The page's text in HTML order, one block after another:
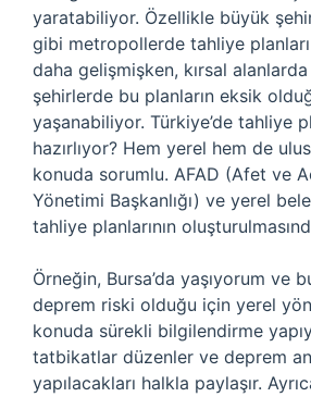
yaratabiliyor. Özellikle büyük
gibi metropollerde tahliye
daha gelişmişken, kırsal
şehirlerde bu planların eksik
yaşanabiliyor. Türkiye’de tahliye
hazırlıyor? Hem yerel hem de
konuda sorumlu. AFAD (Afet ve
Yönetimi Başkanlığı) ve yerel
tahliye planlarının
Örneğin, Bursa’da yaşıyorum ve
deprem riski olduğu için yerel
konuda sürekli bilgilendirme
tatbikatlar düzenler ve deprem
yapılacakları halkla paylaşır.